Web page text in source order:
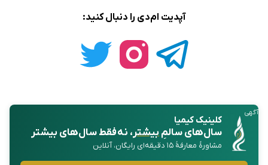
آپدیت ام‌دی را دنبال کنید:
آگهی
کلینیک کیمیا
سال‌های سالمِبیشتر، نه فقط سال‌های بیشتر
مشاورهٔ معارفهٔ ۱۵ دقیقه‌ای رایگان، آنلاین